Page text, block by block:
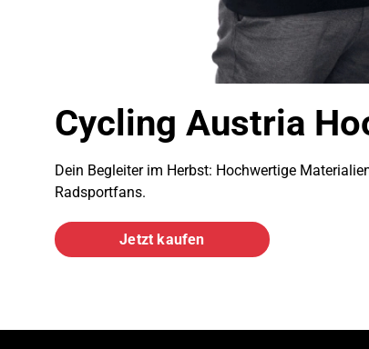
Cycling Austria
Dein Begleiter im Herbst: Hochwertige
Radsportfans.
Jetzt kaufen